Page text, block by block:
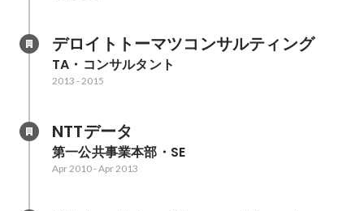
デロイトトーマツコンサルティング
TA・コンサルタント
2013 -2015
NTTデータ
第一公共事業本部・SE
Apr 2010-Apr 2013